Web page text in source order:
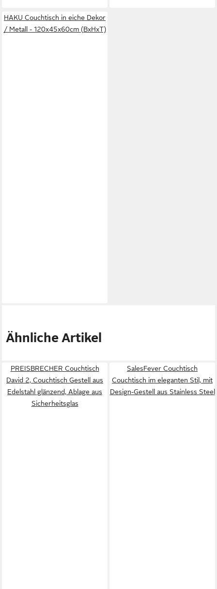
HAKU Couchtisch in eiche Dekor
/ Metall - 120x45x60cm (BxHxT)
Ähnliche Artikel
PREISBRECHER Couchtisch
David 2, Couchtisch Gestell aus
Edelstahl glänzend, Ablage aus
Sicherheitsglas
SalesFever Couchtisch
Couchtisch im eleganten Stil, mit
Design-Gestell aus Stainless Steel